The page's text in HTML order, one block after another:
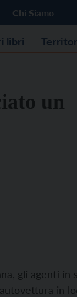
Chi Siamo
libri
un
gli agenti in
in